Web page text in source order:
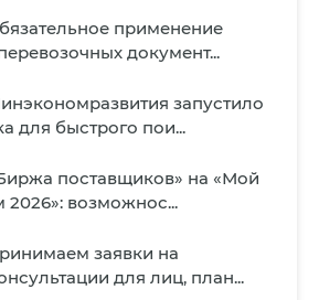
применение
документ...
запустило
для быстрого пои...
поставщиков» на «Мой
возможнос...
заявки на
для лиц, план...